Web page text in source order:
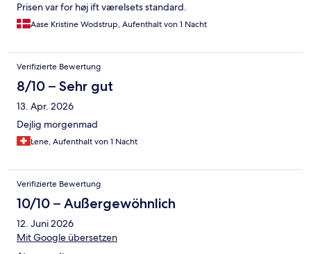
Prisen var for høj ift værelsets standard.
Aase Kristine Wodstrup, Aufenthalt von 1 Nacht
Verifizierte Bewertung
8/10 – Sehr gut
13. Apr. 2026
Dejlig morgenmad
Lene, Aufenthalt von 1 Nacht
Verifizierte Bewertung
10/10 – Außergewöhnlich
12. Juni 2026
Mit Google übersetzen